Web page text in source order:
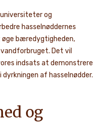
og
hasselnøddernes
bæredygtigheden,
Det vil
indsats at demonstrere
af hasselnødder.
og